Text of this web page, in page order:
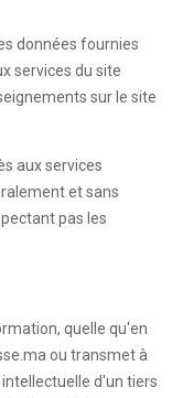
données fournies
services du site
sur le site
aux services
et sans
pas les
quelle qu'en
ou transmet à
d'un tiers